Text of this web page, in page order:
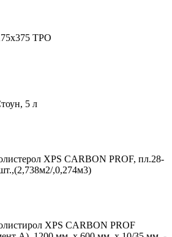
TPO
5 л
XPS CARBON PROF, пл.28-
,0,274м3)
XPS CARBON PROF